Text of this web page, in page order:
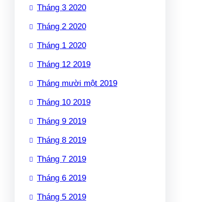
Tháng 3 2020
Tháng 2 2020
Tháng 1 2020
Tháng 12 2019
Tháng mười một 2019
Tháng 10 2019
Tháng 9 2019
Tháng 8 2019
Tháng 7 2019
Tháng 6 2019
Tháng 5 2019